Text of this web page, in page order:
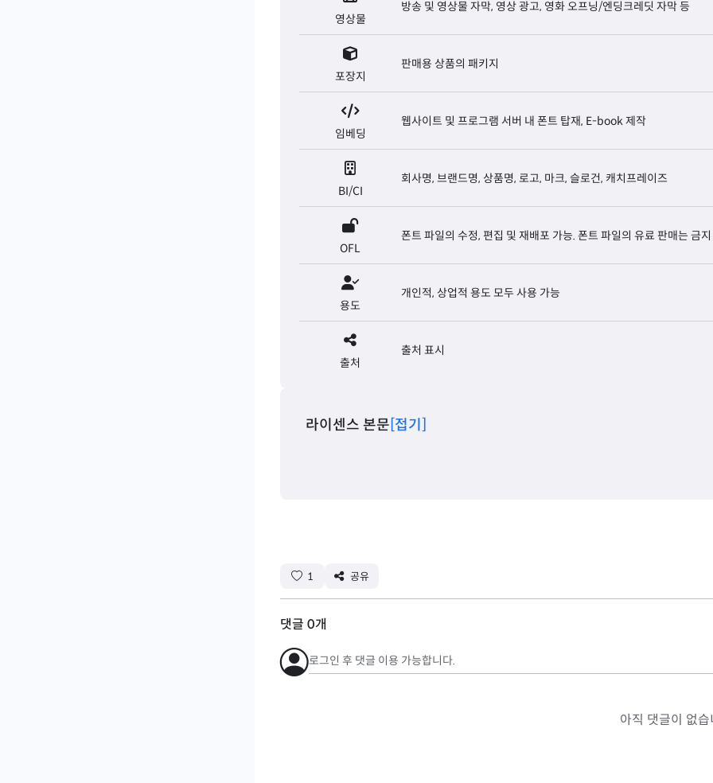
영상물
방송 및 영상물 자막, 영상 광고, 영화 오프닝/엔딩크레딧 자막 등
포장지
판매용 상품의 패키지
임베딩
웹사이트 및 프로그램 서버 내 폰트 탑재, E-book 제작
BI/CI
회사명, 브랜드명, 상품명, 로고, 마크, 슬로건, 캐치프레이즈
OFL
폰트 파일의 수정, 편집 및 재배포 가능. 폰트 파일의 유료 판매는 금지
용도
개인적, 상업적 용도 모두 사용 가능
출처
출처 표시
라이센스 본문 [접기]
1 공유
댓글 0개
로그인 후 댓글 이용 가능합니다.
아직 댓글이 없습